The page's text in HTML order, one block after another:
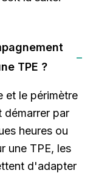
TPE ?
et le périmètre
démarrer par
heures ou
une TPE, les
d'adapter